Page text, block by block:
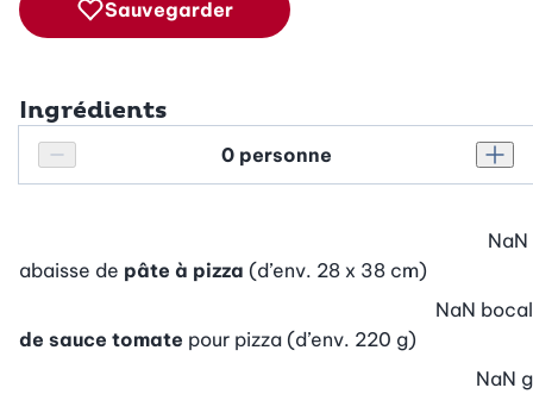
Sauvegarder
Ingrédients
Réduire le nombre de personnes
Personnes
abaisse de pâte à pizza (d’env. 28 x 38 cm)
NaN
de sauce tomate pour pizza (d’env. 220 g)
NaN bocal
NaN g